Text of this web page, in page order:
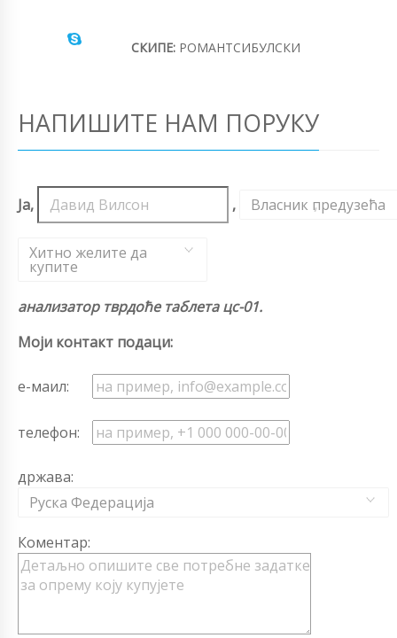
СКИПЕ: РОМАНТСИБУЛСКИ
НАПИШИТЕ НАМ ПОРУКУ
Ја, , Власник предузећа
,
Хитно желите да
купите
анализатор тврдоће таблета цс-01.
Моји контакт подаци:
е-маил:
телефон:
држава:
Руска Федерација
Коментар: